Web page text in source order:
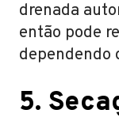
drenada
então pode
dependendo
5.